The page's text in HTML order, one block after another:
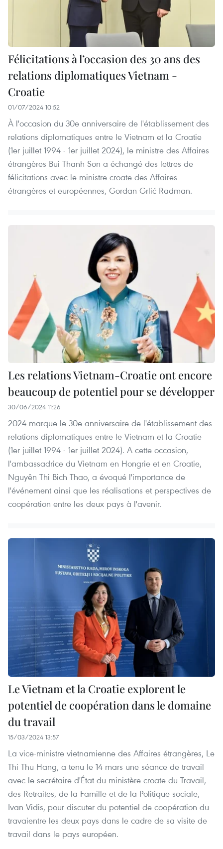
Félicitations à l’occasion des 30 ans des
relations diplomatiques Vietnam -
Croatie
01/07/2024 10:52
À l'occasion du 30e anniversaire de l'établissement des
relations diplomatiques entre le Vietnam et la Croatie
(1er juillet 1994 - 1er juillet 2024), le ministre des Affaires
étrangères Bui Thanh Son a échangé des lettres de
félicitations avec le ministre croate des Affaires
étrangères et européennes, Gordan Grlić Radman.
Les relations Vietnam-Croatie ont encore
beaucoup de potentiel pour se développer
30/06/2024 11:26
2024 marque le 30e anniversaire de l'établissement des
relations diplomatiques entre le Vietnam et la Croatie
(1er juillet 1994 - 1er juillet 2024). A cette occasion,
l'ambassadrice du Vietnam en Hongrie et en Croatie,
Nguyên Thi Bich Thao, a évoqué l'importance de
l'événement ainsi que les réalisations et perspectives de
coopération entre les deux pays à l'avenir.
Le Vietnam et la Croatie explorent le
potentiel de coopération dans le domaine
du travail
15/03/2024 13:57
La vice-ministre vietnamienne des Affaires étrangères, Le
Thi Thu Hang, a tenu le 14 mars une séance de travail
avec le secrétaire d'État du ministère croate du Travail,
des Retraites, de la Famille et de la Politique sociale,
Ivan Vidis, pour discuter du potentiel de coopération du
travaientre les deux pays dans le cadre de sa visite de
travail dans le pays européen.